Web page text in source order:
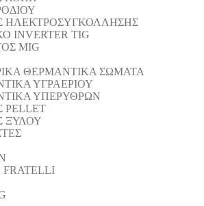
ΗΛΕΚΤΡΟΣΥΓΚΟΛΛΗΣΗΣ
INVERTER TIG
MIG
ΘΕΡΜΑΝΤΙΚΑ ΣΩΜΑΤΑ
ΥΓΡΑΕΡΙΟΥ
ΥΠΕΡΥΘΡΩΝ
ΞΥΛΟΥ
FRATELLI